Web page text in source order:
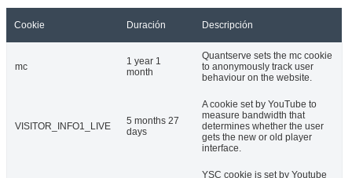
Cookie Duración Descripción
mc
1 year 1
month
Quantserve sets the mc cookie
to anonymously track user
behaviour on the website.
VISITOR_INFO1_LIVE
5 months 27
days
A cookie set by YouTube to
measure bandwidth that
determines whether the user
gets the new or old player
interface.
YSC cookie is set by Youtube